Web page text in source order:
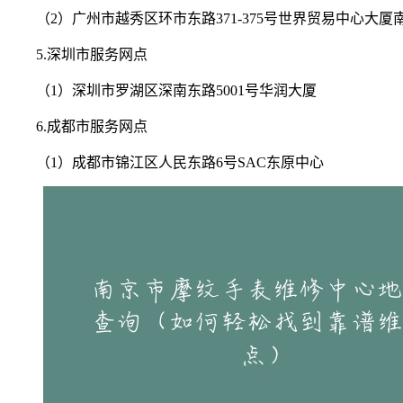
（2）广州市越秀区环市东路371-375号世界贸易中心大厦
5.深圳市服务网点
（1）深圳市罗湖区深南东路5001号华润大厦
6.成都市服务网点
（1）成都市锦江区人民东路6号SAC东原中心